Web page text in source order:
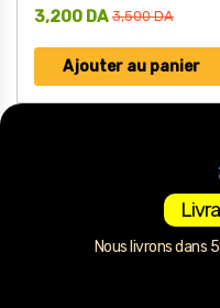
3,500DA
3,200 DA
Ajouter au panier
Nous livrons dans